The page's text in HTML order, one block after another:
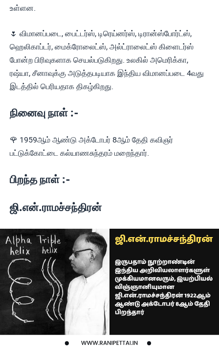
உள்ளன.
🌷 விமானப்படை, பைட்டர்ஸ், டிரெய்னர்ஸ், டிரான்ஸ்போர்ட்ஸ்,
ஹெலிகாப்டர், மைக்ரோலைட்ஸ், அல்ட்ராலைட்ஸ் கிளைடர்ஸ்
போன்ற பிரிவுகளாக செயல்படுகிறது. உலகில் அமெரிக்கா,
ரஷ்யா, சீனாவுக்கு அடுத்தபடியாக இந்திய விமானப்படை 4வது
இடத்தில் பெரியதாக திகழ்கிறது.
நினைவு நாள் :-
🌹 1959ஆம் ஆண்டு அக்டோபர் 8ஆம் தேதி கவிஞர்
பட்டுக்கோட்டை கல்யாணசுந்தரம் மறைந்தார்.
பிறந்த நாள் :-
ஜி.என்.ராமச்சந்திரன்